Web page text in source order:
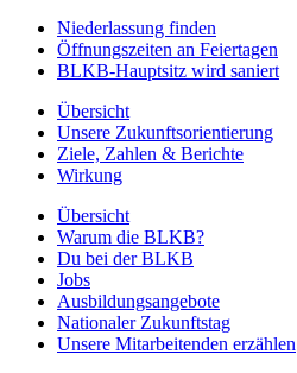
Niederlassung finden
Öffnungszeiten an Feiertagen
BLKB-Hauptsitz wird saniert
Übersicht
Unsere Zukunftsorientierung
Ziele, Zahlen & Berichte
Wirkung
Übersicht
Warum die BLKB?
Du bei der BLKB
Jobs
Ausbildungsangebote
Nationaler Zukunftstag
Unsere Mitarbeitenden erzählen